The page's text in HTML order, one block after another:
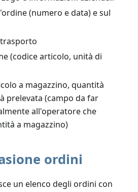
(numero e data) e sul
(codice articolo, unità di
a magazzino, quantità
prelevata (campo da far
all'operatore che
a magazzino)
ordini
un elenco degli ordini con